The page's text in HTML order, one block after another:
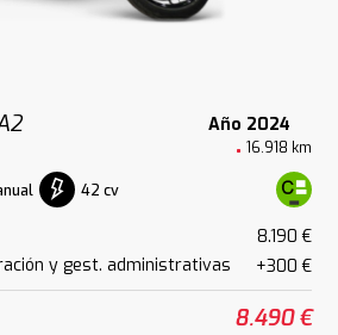
Año 2024
16.918 km
42 cv
8.190 €
y gest. administrativas
+300 €
8.490 €